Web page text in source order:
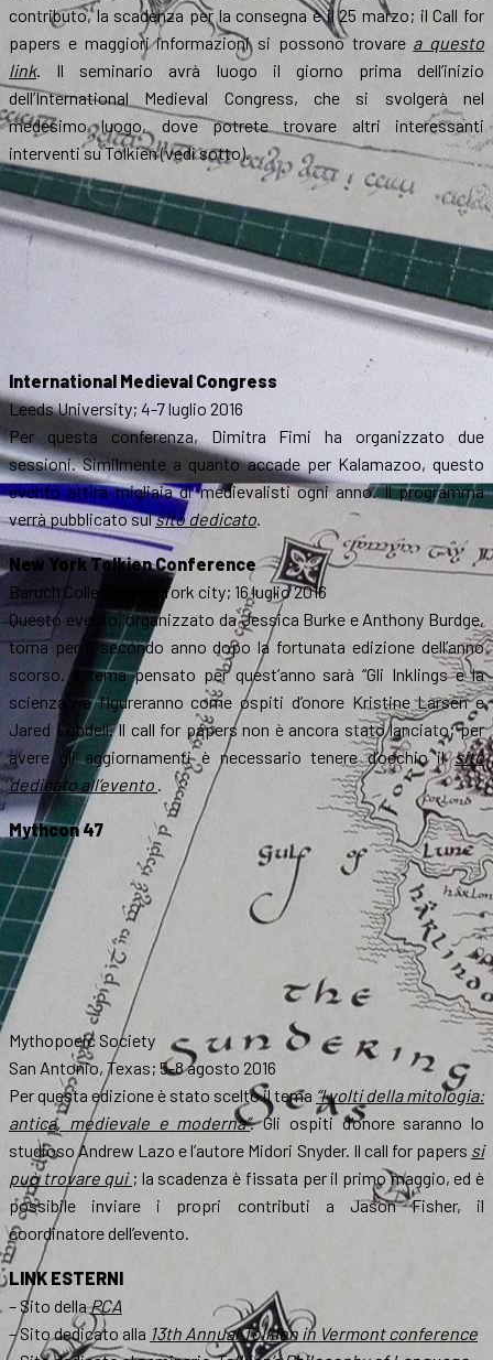
contributo, la scadenza per la consegna è il 25 marzo; il Call for
papers e maggiori informazioni si possono trovare a questo
link. Il seminario avrà luogo il giorno prima dell’inizio
dell’International Medieval Congress, che si svolgerà nel
medesimo luogo, dove potrete trovare altri interessanti
interventi su Tolkien (vedi sotto).
International Medieval Congress
Leeds University; 4-7 luglio 2016
Per questa conferenza, Dimitra Fimi ha organizzato due
sessioni. Similmente a quanto accade per Kalamazoo, questo
evento attira migliaia di medievalisti ogni anno. Il programma
verrà pubblicato sulsito dedicato.
New York Tolkien Conference
Baruch College, New York city; 16 luglio 2016
Questo evento, organizzato da Jessica Burke e Anthony Burdge,
torna per il secondo anno dopo la fortunata edizione dell’anno
scorso. Il tema pensato per quest’anno sarà “Gli Inklings e la
scienza”, e figureranno come ospiti d’onore Kristine Larsen e
Jared Lobdell. Il call for papers non è ancora stato lanciato; per
avere gli aggiornamenti è necessario tenere d’occhio ilsito
dedicato all’evento .
Mythcon 47
Mythopoeic Society
San Antonio, Texas; 5-8 agosto 2016
Per questa edizione è stato scelto il tema “I volti della mitologia:
antica, medievale e moderna”. Gli ospiti d’onore saranno lo
studioso Andrew Lazo e l’autore Midori Snyder. Il call for papers si
può trovare qui ; la scadenza è fissata per il primo maggio, ed è
possibile inviare i propri contributi a Jason Fisher, il
coordinatore dell’evento.
LINK ESTERNI
– Sito dellaPCA
– Sito dedicato alla 13th Annual Tolkien in Vermont conference